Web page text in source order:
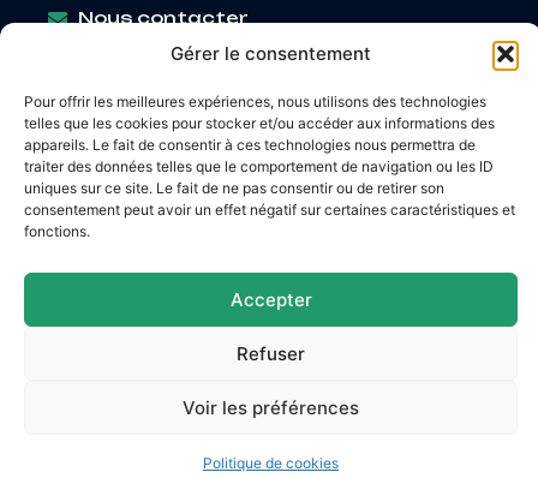
Gérer le consentement
Pour offrir les meilleures expériences, nous utilisons des technologies
telles que les cookies pour stocker et/ou accéder aux informations des
appareils. Le fait de consentir à ces technologies nous permettra de
traiter des données telles que le comportement de navigation ou les ID
uniques sur ce site. Le fait de ne pas consentir ou de retirer son
consentement peut avoir un effet négatif sur certaines caractéristiques et
fonctions.
Accepter
Refuser
Voir les préférences
Politique de cookies
Nous contacter
Horaires d’ouverture
Mardi: 9h – 12h / 14h – 18h30
Mercredi: 9h – 12h / 14h – 17h
Jeudi: 9h – 12h / 14h – 17h
Vendredi: 9h – 12h / 14h – 16h30
Mentions légales
© 2026 Site & GRU développés par Utopia